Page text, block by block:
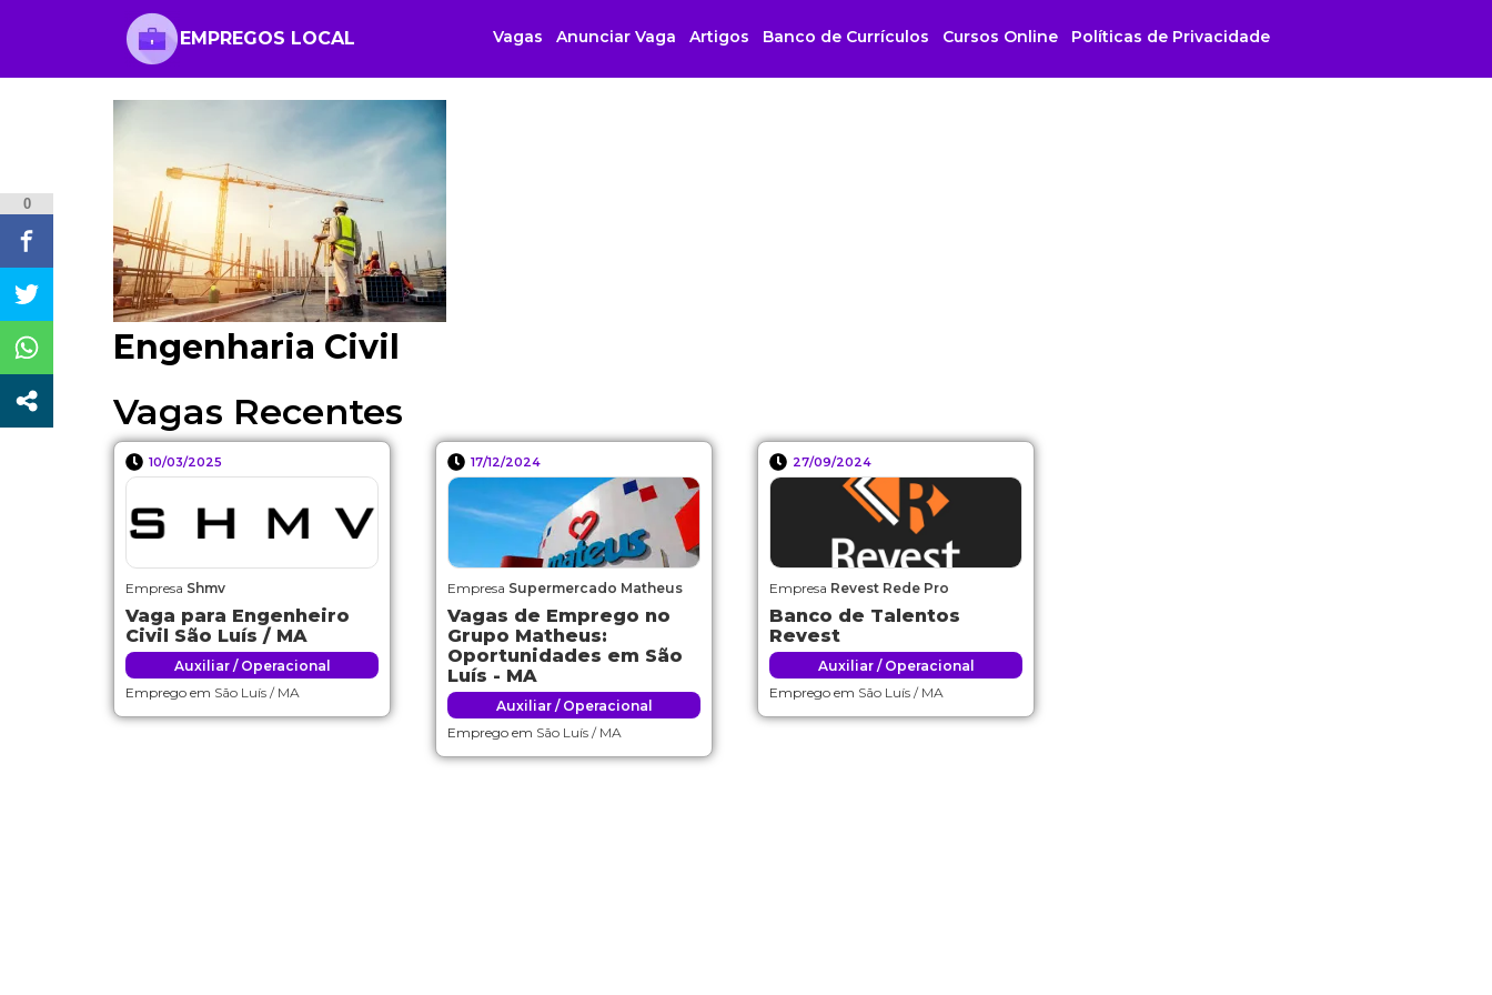
EMPREGOS LOCAL Vagas Anunciar Vaga Artigos Banco de Currículos Cursos Online Políticas de Privacidade
Engenharia Civil
Vagas Recentes
10/03/2025
Empresa Shmv
Vaga para Engenheiro
Civil São Luís / MA
Auxiliar / Operacional
Emprego em São Luís / MA
17/12/2024
Empresa Supermercado Matheus
Vagas de Emprego no
Grupo Matheus:
Oportunidades em São
Luís - MA
Auxiliar / Operacional
Emprego em São Luís / MA
27/09/2024
Empresa Revest Rede Pro
Banco de Talentos
Revest
Auxiliar / Operacional
Emprego em São Luís / MA
0